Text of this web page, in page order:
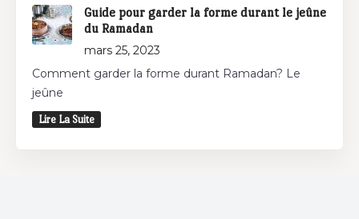
Guide pour garder la forme durant le jeûne
du Ramadan
mars 25, 2023
Comment garder la forme durant Ramadan? Le
jeûne
Lire La Suite